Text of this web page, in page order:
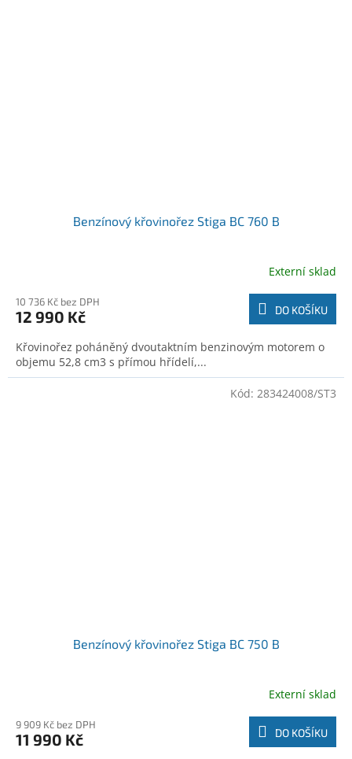
Benzínový křovinořez Stiga BC 760 B
Externí sklad
10 736 Kč bez DPH
12 990 Kč DO KOŠÍKU
Křovinořez poháněný dvoutaktním benzinovým motorem o
objemu 52,8 cm3 s přímou hřídelí,...
Benzínový křovinořez Stiga BC 750 B
Externí sklad
9 909 Kč bez DPH
11 990 Kč DO KOŠÍKU
Kód: 283424008/ST3